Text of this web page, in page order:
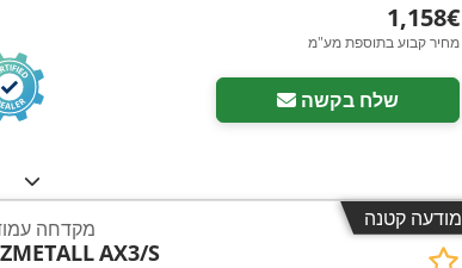
‏1,158 ‏€
מחיר קבוע בתוספת מע"מ
שלח בקשה
מודעה קטנה מקדחה
AX3/S